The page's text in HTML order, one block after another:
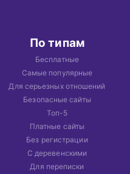
По типам
Бесплатные
Самые популярные
Для серьезных отношений
Безопасные сайты
Топ-5
Платные сайты
Без регистрации
С деревенскими
Для переписки